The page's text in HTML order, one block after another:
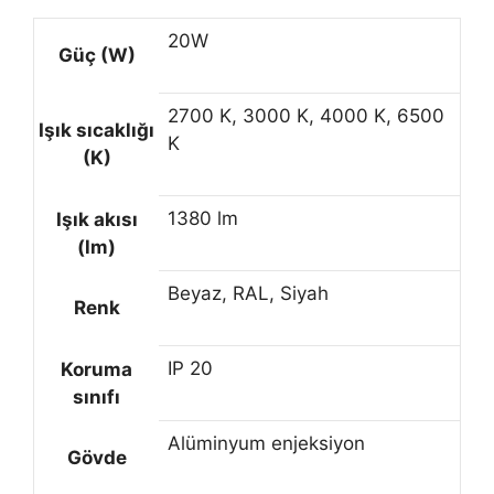
Güç (W)
20W
Işık sıcaklığı
(K)
2700 K, 3000 K, 4000 K, 6500
K
Işık akısı
(lm)
1380 lm
Renk
Beyaz, RAL, Siyah
Koruma
sınıfı
IP 20
Gövde
Alüminyum enjeksiyon